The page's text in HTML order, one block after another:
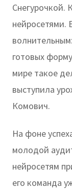
Снегурочкой.
нейросетями.
готовых
мире такое
выступила
Комович.
На фоне
молодой
нейросетям
его команда